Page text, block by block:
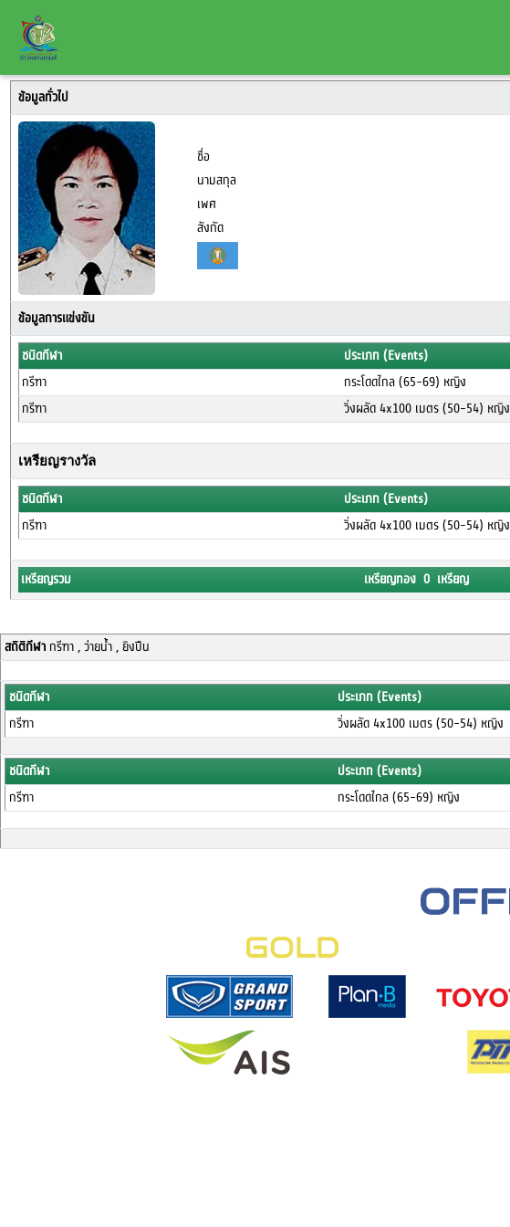
ข้อมูลทั่วไป
ชื่อ
นามสกุล
เพศ
สังกัด
ข้อมูลการแข่งขัน
ชนิดกีฬา
ประเภท (Events)
กรีฑา
กระโดดไกล (65-69) หญิง
กรีฑา
วิ่งผลัด 4x100 เมตร (50-54) หญิง
เหรียญรางวัล
ชนิดกีฬา ประเภท (Events)
กรีฑา
วิ่งผลัด 4x100 เมตร (50-54) หญิง
เหรียญรวม เหรียญทอง 0 เหรียญ
สถิติกีฬากรีฑา , ว่ายน้ำ , ยิงปืน
ชนิดกีฬา ประเภท (Events)
กรีฑา
วิ่งผลัด 4x100 เมตร (50-54) หญิง
ชนิดกีฬา ประเภท (Events)
กรีฑา
กระโดดไกล (65-69) หญิง